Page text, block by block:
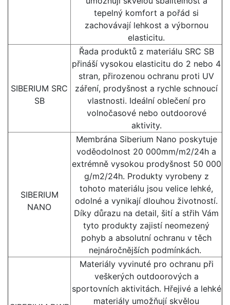
tepelný komfort a pořád si
zachovávají lehkost a výbornou
elasticitu.
SIBERIUM SRC
SB
Řada produktů z materiálu SRC SB
přináší vysokou elasticitu do 2 nebo 4
stran, přirozenou ochranu proti UV
záření, prodyšnost a rychle schnoucí
vlastnosti. Ideální oblečení pro
volnočasové nebo outdoorové
aktivity.
SIBERIUM
NANO
Membrána Siberium Nano poskytuje
voděodolnost 20 000mm/m2/24h a
extrémně vysokou prodyšnost 50 000
g/m2/24h. Produkty vyrobeny z
tohoto materiálu jsou velice lehké,
odolné a vynikají dlouhou životností.
Díky důrazu na detail, šití a střih Vám
tyto produkty zajistí neomezený
pohyb a absolutní ochranu v těch
nejnáročnějších podmínkách.
Materiály vyvinuté pro ochranu při
veškerých outdoorových a
sportovních aktivitách. Hřejivé a lehké
materiály umožňují skvělou